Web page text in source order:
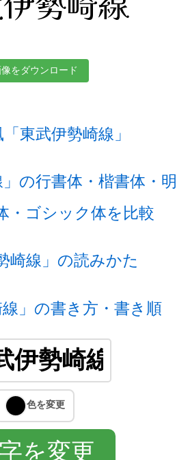
をダウンロード
東武伊勢崎線」
」の行書体・楷書体・明
・ゴシック体を比較
崎線」の読みかた
線」の書き方・書き順